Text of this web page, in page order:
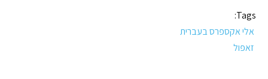
Tags:
אלי אקספרס בעברית
זאפול